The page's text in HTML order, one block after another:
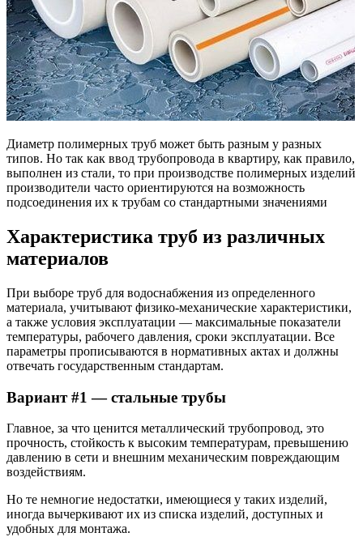
Диаметр полимерных труб может быть разным у разных
типов. Но так как ввод трубопровода в квартиру, как правило,
выполнен из стали, то при производстве полимерных изделий
производители часто ориентируются на возможность
подсоединения их к трубам со стандартными значениями
Характеристика труб из различных
материалов
При выборе труб для водоснабжения из определенного
материала, учитывают физико-механические характеристики,
а также условия эксплуатации — максимальные показатели
температуры, рабочего давления, сроки эксплуатации. Все
параметры прописываются в нормативных актах и должны
отвечать государственным стандартам.
Вариант #1 — стальные трубы
Главное, за что ценится металлический трубопровод, это
прочность, стойкость к высоким температурам, превышению
давлению в сети и внешним механическим повреждающим
воздействиям.
Но те немногие недостатки, имеющиеся у таких изделий,
иногда вычеркивают их из списка изделий, доступных и
удобных для монтажа.